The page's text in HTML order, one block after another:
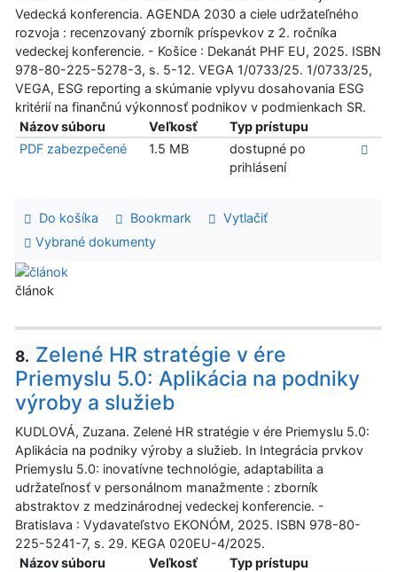
Vedecká konferencia. AGENDA 2030 a ciele udržateľného
rozvoja : recenzovaný zborník príspevkov z 2. ročníka
vedeckej konferencie. - Košice : Dekanát PHF EU, 2025. ISBN
978-80-225-5278-3, s. 5-12. VEGA 1/0733/25. 1/0733/25,
VEGA, ESG reporting a skúmanie vplyvu dosahovania ESG
kritérií na finančnú výkonnosť podnikov v podmienkach SR.
Názov súboru
Veľkosť
Typ prístupu
PDF zabezpečené
1.5 MB
dostupné po
prihlásení
Do košíka Bookmark
Vytlačiť
Vybrané dokumenty
článok
8. Zelené HR stratégie v ére
Priemyslu 5.0: Aplikácia na podniky
výroby a služieb
KUDLOVÁ, Zuzana. Zelené HR stratégie v ére Priemyslu 5.0:
Aplikácia na podniky výroby a služieb. In Integrácia prvkov
Priemyslu 5.0: inovatívne technológie, adaptabilita a
udržateľnosť v personálnom manažmente : zborník
abstraktov z medzinárodnej vedeckej konferencie. -
Bratislava : Vydavateľstvo EKONÓM, 2025. ISBN 978-80-
225-5241-7, s. 29. KEGA 020EU-4/2025.
Názov súboru
Veľkosť
Typ prístupu